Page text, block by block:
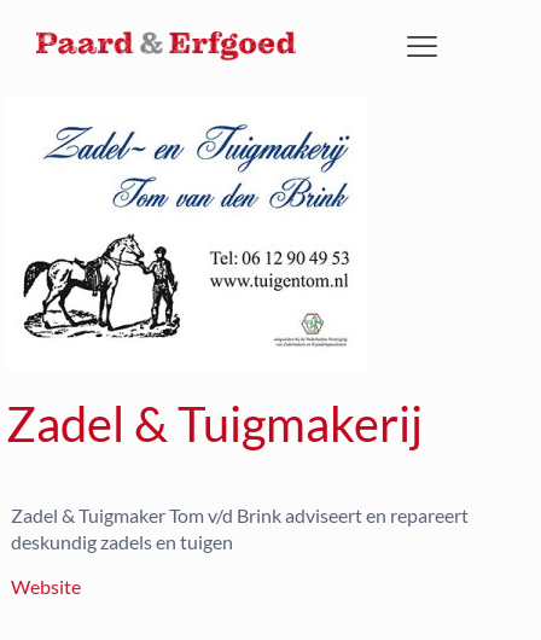
Zadel & Tuigmakerij
Zadel & Tuigmaker Tom v/d Brink adviseert en repareert
deskundig zadels en tuigen
Website